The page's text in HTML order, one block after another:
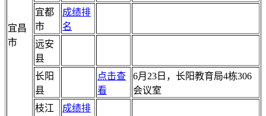
宜昌
市
宜都
市
成绩排
名
远安
县
长阳
县
点击查
看
6月23日，长阳教育局4栋306
会议室
枝江
成绩排